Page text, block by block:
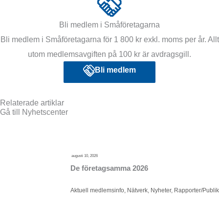
Bli medlem i Småföretagarna
Bli medlem i Småföretagarna för 1 800 kr exkl. moms per år. Allt
utom medlemsavgiften på 100 kr är avdragsgill.
Bli medlem
Relaterade artiklar
Gå till Nyhetscenter
augusti 10, 2026
De företagsamma 2026
Aktuell medlemsinfo, Nätverk, Nyheter, Rapporter/